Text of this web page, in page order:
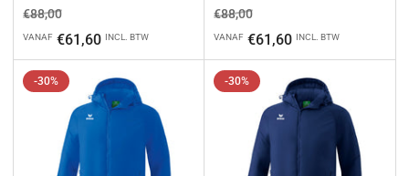
Normale
prijs
€88,00Aanbiedingsprijs
VANAF €61,60 INCL. BTW
Normale
prijs
€88,00Aanbiedingsprijs
VANAF €61,60 INCL. BTW
-30% -30%